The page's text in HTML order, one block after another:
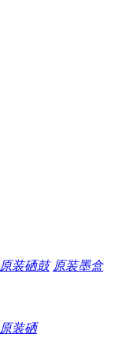
原装硒鼓 原装墨盒
原装硒